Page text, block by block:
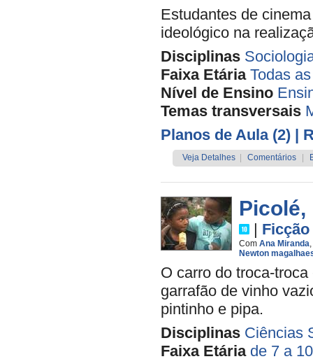
Estudantes de
ideológico na
Disciplinas
Faixa Etária Todas
Nível de Ensino
Temas transversais
Planos de Aula (2) |
Veja Detalhes Comentários
Picolé,
| Ficção
Com Ana Miranda,
Newton
O carro do troca-
garrafão de vinho
pintinho e pipa.
Disciplinas Ciências
Faixa Etária de 7 a